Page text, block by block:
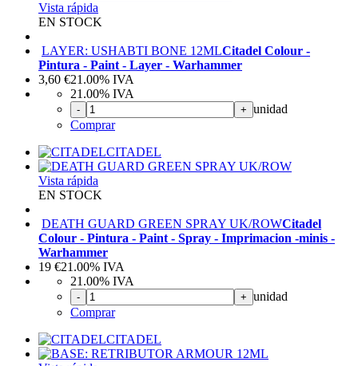
Vista rápida
EN STOCK
LAYER: USHABTI BONE 12MLCitadel Colour -
Pintura - Paint - Layer - Warhammer
3,60 €21.00% IVA
21.00% IVA
- + unidad
Comprar
CITADEL
Vista rápida
EN STOCK
DEATH GUARD GREEN SPRAY UK/ROWCitadel
Colour - Pintura - Paint - Spray - Imprimacion -minis -
Warhammer
19 €21.00% IVA
21.00% IVA
- + unidad
Comprar
CITADEL